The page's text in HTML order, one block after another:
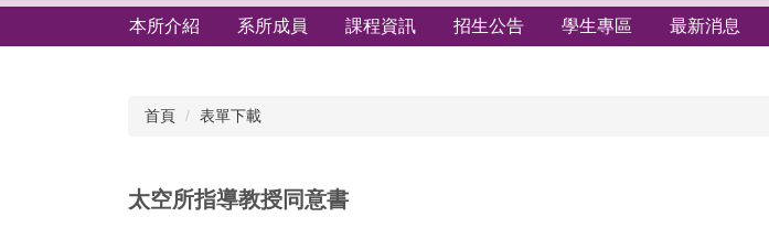
區
本所介紹 系所成員 課程資訊 招生公告 學生專區 最新消息
首頁 表單下載
太空所指導教授同意書